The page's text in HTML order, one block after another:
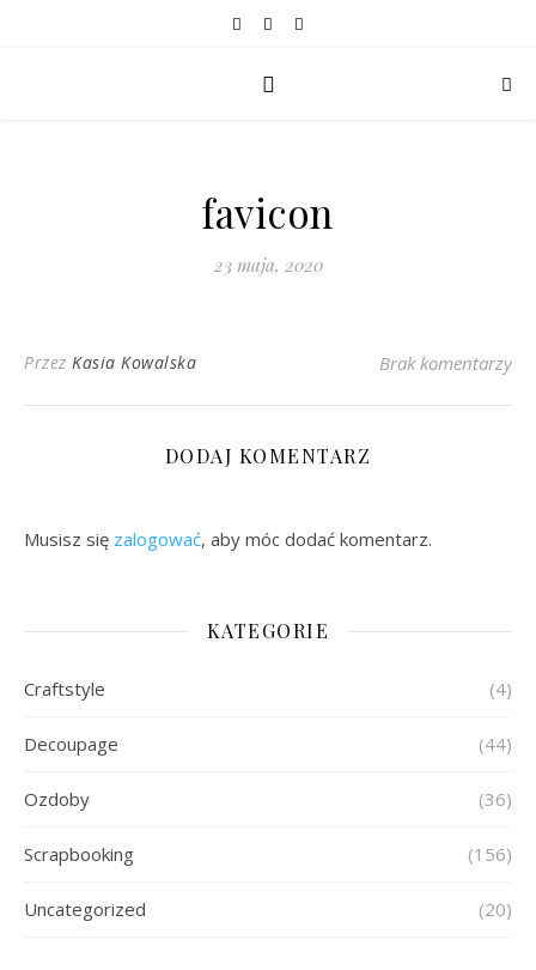
favicon
23 maja, 2020
Przez Kasia Kowalska Brak komentarzy
DODAJ KOMENTARZ
Musisz się zalogować, aby móc dodać komentarz.
KATEGORIE
Craftstyle (4)
Decoupage (44)
Ozdoby (36)
Scrapbooking (156)
Uncategorized (20)